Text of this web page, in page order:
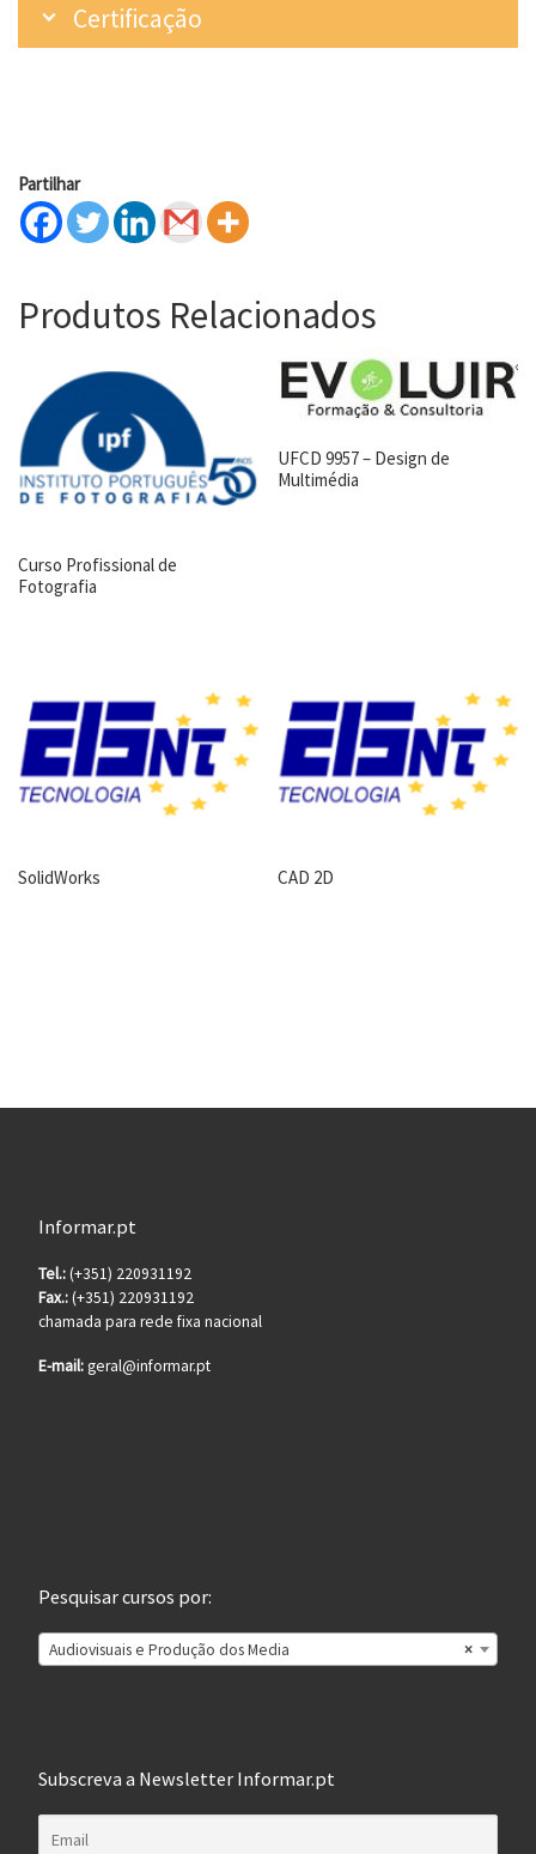
Certificação
Partilhar
Produtos Relacionados
Curso Profissional de
Fotografia
UFCD 9957 – Design de
Multimédia
SolidWorks CAD 2D
Informar.pt
Tel.:(+351) 220931192
Fax.:(+351) 220931192
chamada para rede fixa nacional
E-mail:geral@informar.pt
Pesquisar cursos por:
×
Audiovisuais e Produção dos Media
Subscreva a Newsletter Informar.pt